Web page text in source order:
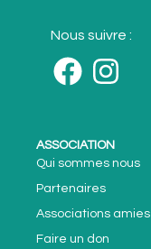
Nous suivre :
ASSOCIATION
Qui sommes nous
Partenaires
Associations amies
Faire un don